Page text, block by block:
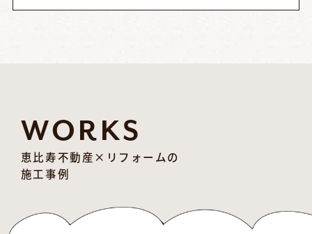
WORKS
恵比寿不動産×リフォームの
施工事例